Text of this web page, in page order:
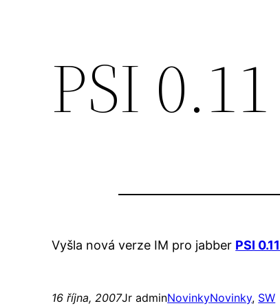
PSI 0.11
Vyšla nová verze IM pro jabber PSI 0.11
16 října, 2007Jr adminNovinkyNovinky, SW